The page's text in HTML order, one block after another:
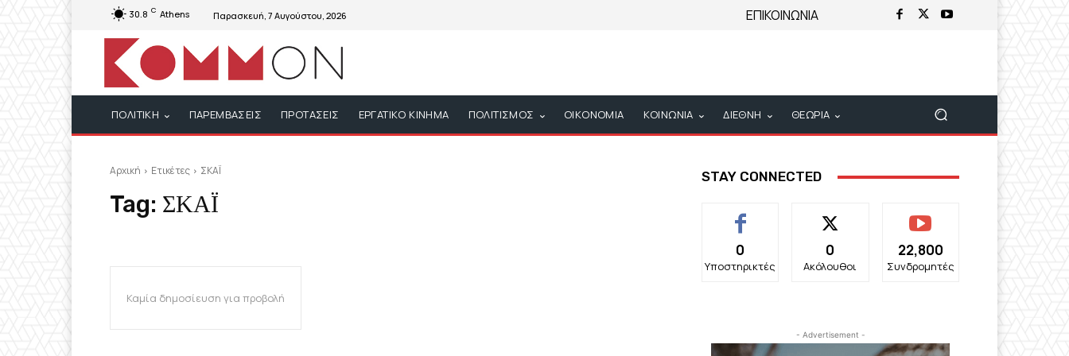
30.8 C Athens Παρασκευή, 7 Αυγούστου, 2026 ΕΠΙΚΟΙΝΩΝΙΑ
ΠΟΛΙΤΙΚΗ ΠΑΡΕΜΒΑΣΕΙΣ ΠΡΟΤΑΣΕΙΣ ΕΡΓΑΤΙΚΟ ΚΙΝΗΜΑ ΠΟΛΙΤΙΣΜΟΣ ΟΙΚΟΝΟΜΙΑ ΚΟΙΝΩΝΙΑ ΔΙΕΘΝΗ ΘΕΩΡΙΑ
Αρχική Ετικέτες ΣΚΑΪ
Tag: ΣΚΑΪ
Καμία δημοσίευση για προβολή
STAY CONNECTED
0
Υποστηρικτές
0
Ακόλουθοι
22,800
Συνδρομητές
- Advertisement -